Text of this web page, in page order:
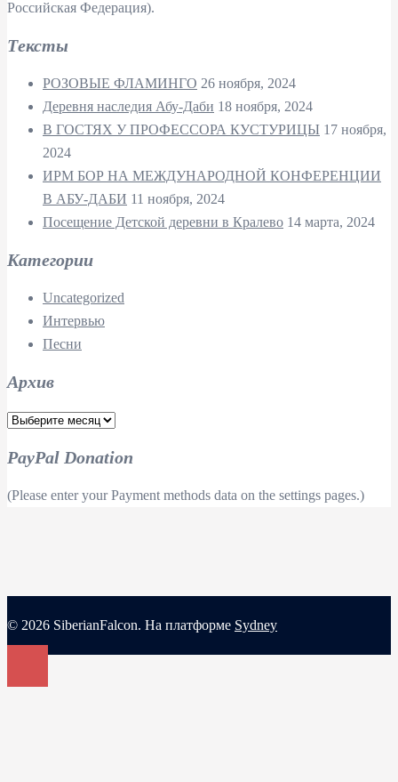
Российская Федерация).
Tексты
РОЗОВЫЕ ФЛАМИНГО 26 ноября, 2024
Деревня наследия Абу-Даби 18 ноября, 2024
В ГОСТЯХ У ПРОФЕССОРА КУСТУРИЦЫ 17 ноября,
2024
ИРМ БОР НА МЕЖДУНАРОДНОЙ КОНФЕРЕНЦИИ
В АБУ-ДАБИ 11 ноября, 2024
Посещение Детской деревни в Кралево 14 марта, 2024
Kатегории
Uncategorized
Интервью
Песни
Aрхив
Aрхив
PayPal Donation
(Please enter your Payment methods data on the settings pages.)
© 2026 SiberianFalcon. На платформе Sydney